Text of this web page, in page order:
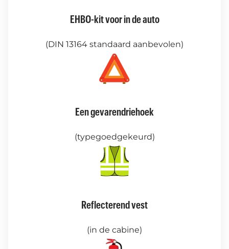
EHBO-kit voor in de auto
(DIN 13164 standaard aanbevolen)
Een gevarendriehoek
(typegoedgekeurd)
Reflecterend vest
(in de cabine)